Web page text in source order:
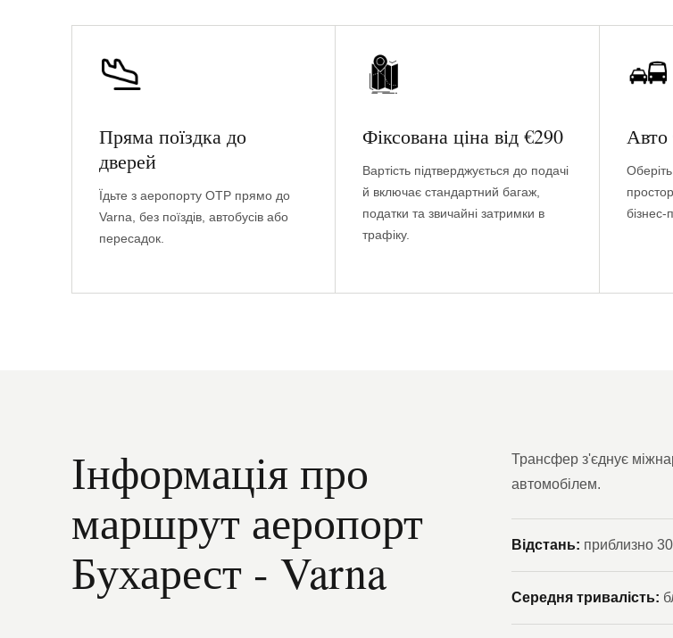
Пряма поїздка до
дверей
Їдьте з аеропорту OTP прямо до
Varna, без поїздів, автобусів або
пересадок.
Фіксована ціна від €290
Вартість підтверджується до подачі
й включає стандартний багаж,
податки та звичайні затримки в
трафіку.
Авто
бізнес-
Інформація про
маршрут аеропорт
Бухарест - Varna
Трансфер з'єднує
автомобілем.
Відстань: приблизно
Середня тривалість: